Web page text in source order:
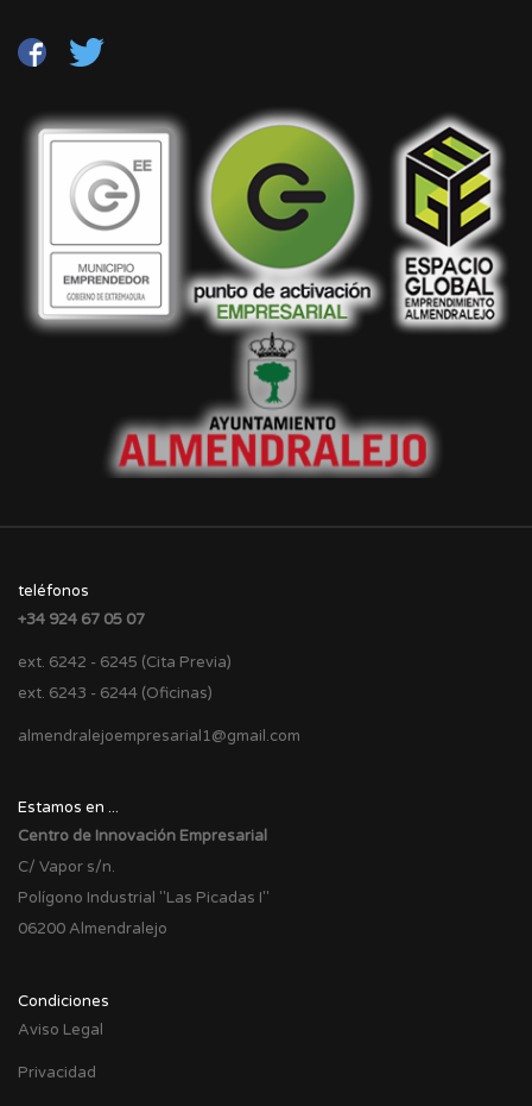
teléfonos
+34 924 67 05 07
ext. 6242 - 6245 (Cita Previa)
ext. 6243 - 6244 (Oficinas)
almendralejoempresarial1@gmail.com
Estamos en ...
Centro de Innovación Empresarial
C/ Vapor s/n.
Polígono Industrial "Las Picadas I"
06200 Almendralejo
Condiciones
Aviso Legal
Privacidad